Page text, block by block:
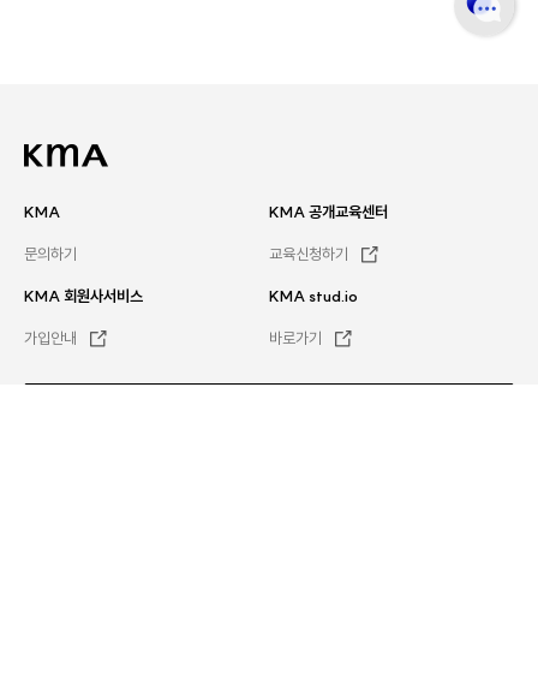
KMA
문의하기
KMA 공개교육센터
교육신청하기
KMA 회원사서비스
가입안내
KMA stud.io
바로가기